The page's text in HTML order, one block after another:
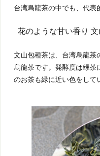
台湾烏龍茶の中でも、代表
花のような甘い香り
文山包種茶は、台湾烏龍茶
烏龍茶です。発酵度は緑茶
のお茶も緑に近い色をして